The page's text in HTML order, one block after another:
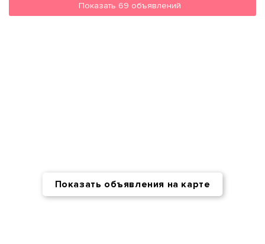
Показать 69 объявлений
Показать объявления на карте